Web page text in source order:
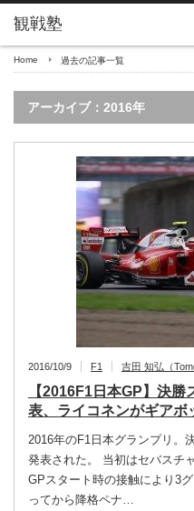
Home 過去の記事一覧
アーカイブ：2016年
2016/10/9 F1 吉田 知弘（
【2016F1日本GP】決
表、ライコネンがギアボ
2016年のF1日本グランプリ。
発表された。 当初はセバスチ
GPスタート時の接触により3
ってから降格ペナ…